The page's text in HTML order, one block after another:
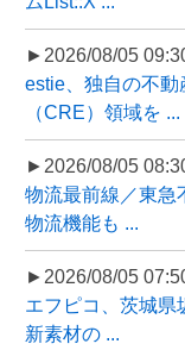
►2026/08/05
estie、独自の不
（CRE）領域を ...
►2026/08/05
物流最前線／東急
物流機能も ...
►2026/08/05
エフピコ、茨城県
新素材の ...